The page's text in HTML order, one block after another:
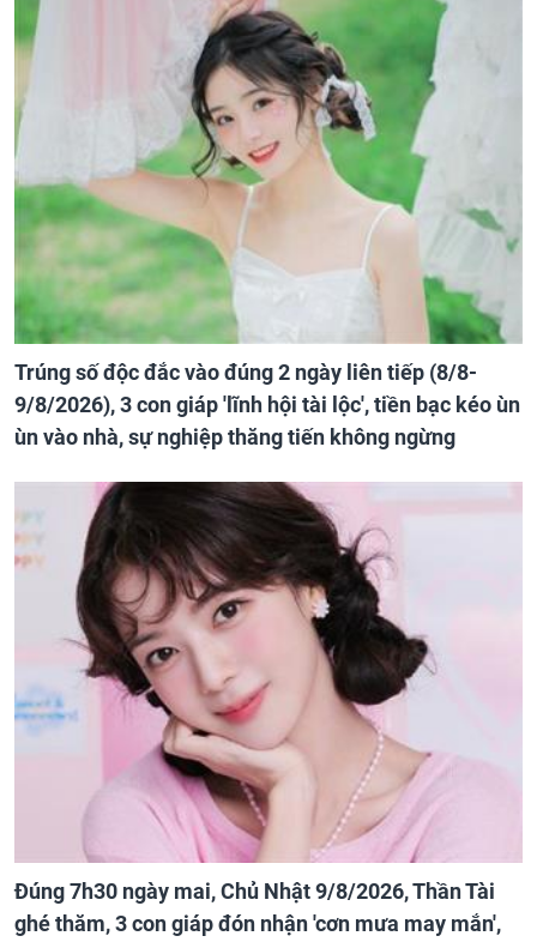
Trúng số độc đắc vào đúng 2 ngày liên tiếp (8/8-
9/8/2026), 3 con giáp 'lĩnh hội tài lộc', tiền bạc kéo ùn
ùn vào nhà, sự nghiệp thăng tiến không ngừng
Đúng 7h30 ngày mai, Chủ Nhật 9/8/2026, Thần Tài
ghé thăm, 3 con giáp đón nhận 'cơn mưa may mắn',